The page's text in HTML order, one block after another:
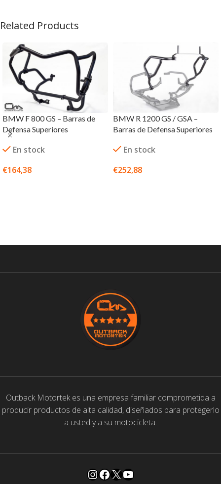
Related Products
BMW F 800 GS – Barras de
Defensa Superiores
En stock
€164,38
BMW R 1200 GS / GSA –
Barras de Defensa Superiores
En stock
€252,88
Outback Motortek es una empresa familiar comprometida a
producir productos de alta calidad, diseñados para protegerlo
a usted y a su motocicleta.